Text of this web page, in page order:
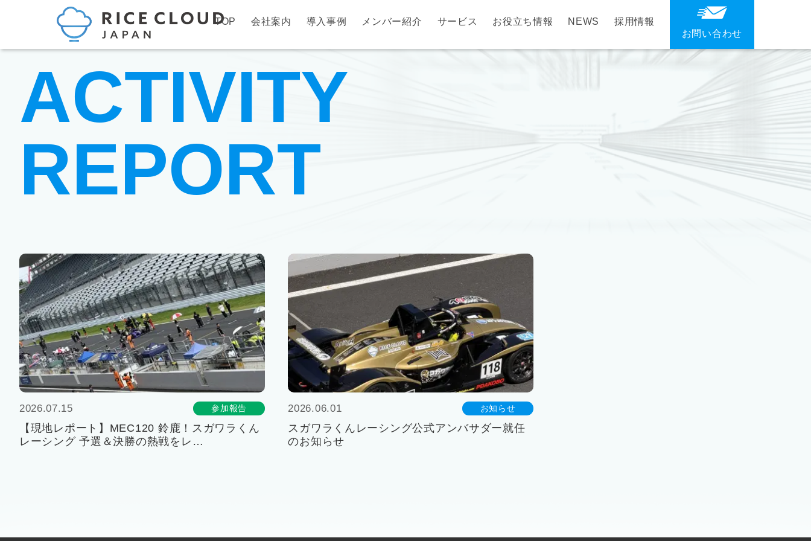
TOP 会社案内 導入事例 メンバー紹介 サービス お役立ち情報 NEWS
採用情報
お問い合わせ
ACTIVITY
REPORT
2026.07.15 参加報告
【現地レポート】MEC120 鈴鹿！スガワラくん
レーシング 予選＆決勝の熱戦をレ…
2026.06.01 お知らせ
スガワラくんレーシング公式アンバサダー就任
のお知らせ